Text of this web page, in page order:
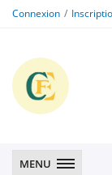
Connexion
MENU